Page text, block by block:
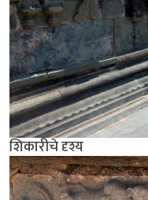
शिकारीचे दृश्य